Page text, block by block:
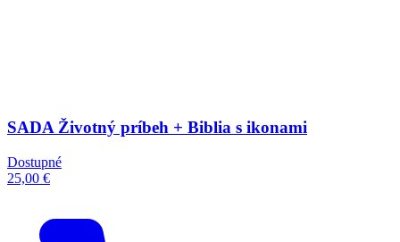
SADA Životný príbeh + Biblia s ikonami
Dostupné
25,00 €